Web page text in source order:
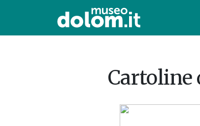
Cartoline